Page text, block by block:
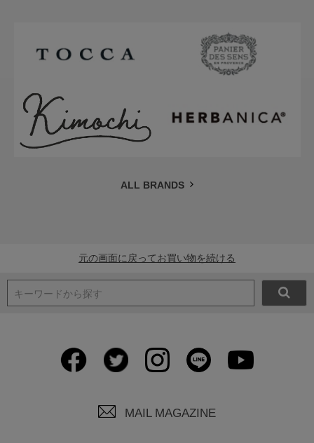
ALL BRANDS
元の画面に戻ってお買い物を続ける
キーワードから探す
MAIL MAGAZINE